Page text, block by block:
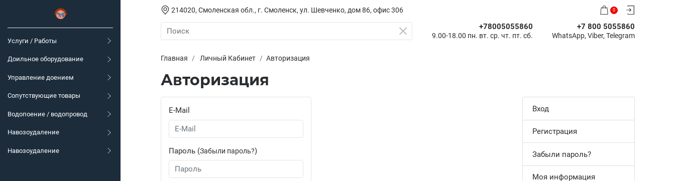
Услуги / Работы
Доильное оборудование
Управление доением
Сопутствующие товары
Водопоение / водопровод
Навозоудаление
Навозоудаление
214020, Смоленская обл., г. Смоленск, ул. Шевченко, дом 86, офис 306
+78005055860
9.00-18.00 пн. вт. ср. чт. пт. сб.
0
+7 800 5055860
WhatsApp, Viber, Telegram
Главная Личный Кабинет Авторизация
Авторизация
E-Mail
Пароль (Забыли пароль?)
Вход
Регистрация
Забыли пароль?
Моя информация